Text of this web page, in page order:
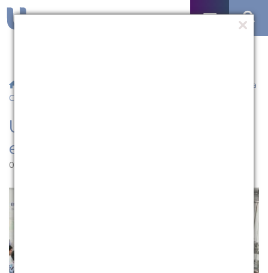
/ UCPel recebe cerca de 550 estudantes no Escolha
Certa
UCPel recebe cerca de 550
estudantes no Escolha Certa
07.11.2012 | 14:11